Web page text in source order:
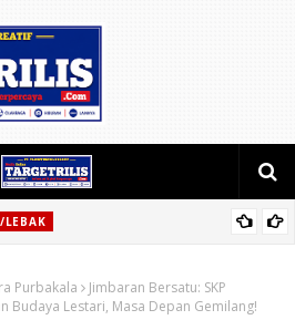
Warga Desa Wanasalam
Purbakala
Jimbaran Bersatu: SKP
Budaya Lestari, Masa Depan Gemilang!